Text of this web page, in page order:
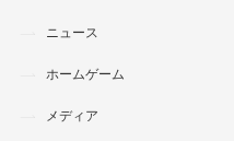
ニュース
ホームゲーム
メディア